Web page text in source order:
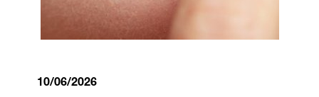
10/06/2026